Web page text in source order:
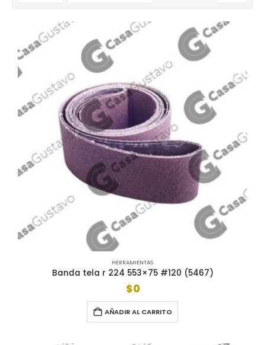
HERRAMIENTAS
Banda tela r 224 553×75 #120 (5467)
$0
AÑADIR AL CARRITO